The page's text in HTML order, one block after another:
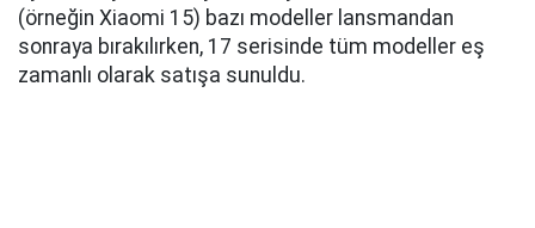
(örneğin Xiaomi 15) bazı modeller lansmandan
sonraya bırakılırken, 17 serisinde tüm modeller eş
zamanlı olarak satışa sunuldu.